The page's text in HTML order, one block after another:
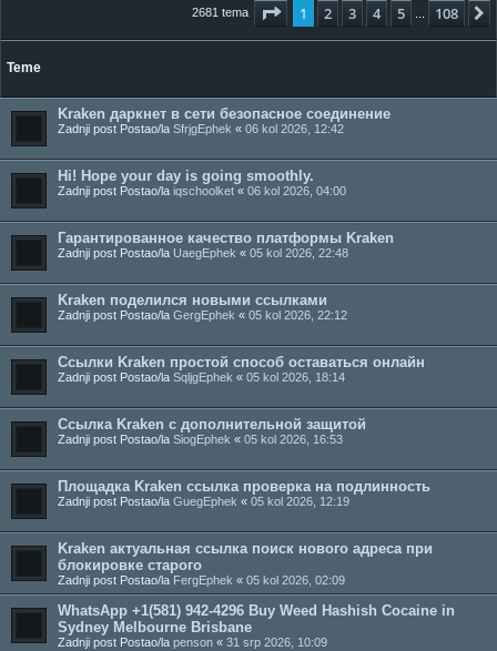
2681 tema Stranica: 1/ 108
1 2 3 4 5 108
Teme
Kraken даркнет в сети безопасное соединение
Zadnji post Postao/la SfrjgEphek « 06 kol 2026, 12:42
Hi! Hope your day is going smoothly.
Zadnji post Postao/la iqschoolket « 06 kol 2026, 04:00
Гарантированное качество платформы Kraken
Zadnji post Postao/la UaegEphek « 05 kol 2026, 22:48
Kraken поделился новыми ссылками
Zadnji post Postao/la GergEphek « 05 kol 2026, 22:12
Ссылки Kraken простой способ оставаться онлайн
Zadnji post Postao/la SqljgEphek « 05 kol 2026, 18:14
Ссылка Kraken с дополнительной защитой
Zadnji post Postao/la SiogEphek « 05 kol 2026, 16:53
Площадка Kraken ссылка проверка на подлинность
Zadnji post Postao/la GuegEphek « 05 kol 2026, 12:19
Kraken актуальная ссылка поиск нового адреса при
блокировке старого
Zadnji post Postao/la FergEphek « 05 kol 2026, 02:09
WhatsApp +1(581) 942-4296 Buy Weed Hashish Cocaine in
Sydney Melbourne Brisbane
Zadnji post Postao/la penson « 31 srp 2026, 10:09